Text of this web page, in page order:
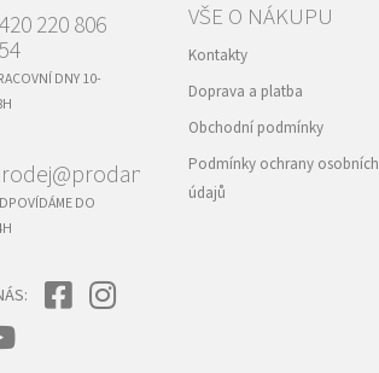
220 806
DNY 10-
DO
VŠE O NÁKUPU
Kontakty
Doprava a platba
Obchodní podmínky
Podmínky ochrany osobních
údajů